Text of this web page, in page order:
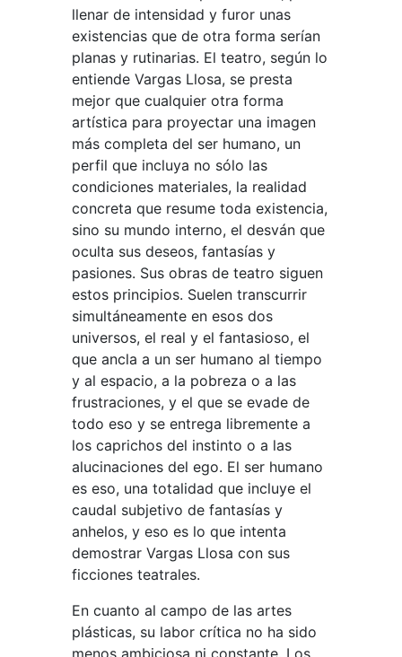
llenar de intensidad y furor unas
existencias que de otra forma serían
planas y rutinarias. El teatro, según lo
entiende Vargas Llosa, se presta
mejor que cualquier otra forma
artística para proyectar una imagen
más completa del ser humano, un
perfil que incluya no sólo las
condiciones materiales, la realidad
concreta que resume toda existencia,
sino su mundo interno, el desván que
oculta sus deseos, fantasías y
pasiones. Sus obras de teatro siguen
estos principios. Suelen transcurrir
simultáneamente en esos dos
universos, el real y el fantasioso, el
que ancla a un ser humano al tiempo
y al espacio, a la pobreza o a las
frustraciones, y el que se evade de
todo eso y se entrega libremente a
los caprichos del instinto o a las
alucinaciones del ego. El ser humano
es eso, una totalidad que incluye el
caudal subjetivo de fantasías y
anhelos, y eso es lo que intenta
demostrar Vargas Llosa con sus
ficciones teatrales.
En cuanto al campo de las artes
plásticas, su labor crítica no ha sido
menos ambiciosa ni constante. Los